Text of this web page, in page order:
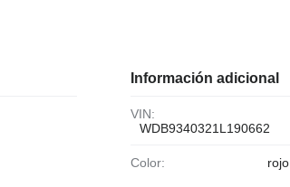
Información adicional
VIN:
WDB9340321L190662
Color: rojo